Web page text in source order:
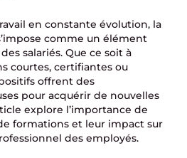
en constante évolution, la
comme un élément
salariés. Que ce soit à
courtes, certifiantes ou
offrent des
pour acquérir de nouvelles
explore l’importance de
formations et leur impact sur
des employés.